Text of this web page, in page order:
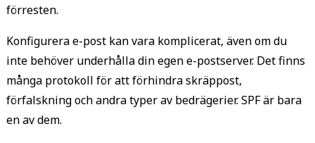
förresten.
Konfigurera e-post kan vara komplicerat, även om du
inte behöver underhålla din egen e-postserver. Det finns
många protokoll för att förhindra skräppost,
förfalskning och andra typer av bedrägerier. SPF är bara
en av dem.